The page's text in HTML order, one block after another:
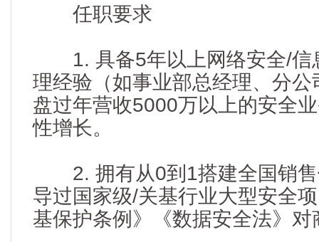
任职要求
1. 具备5年以上网络安全/信
理经验（如事业部总经理、分
盘过年营收5000万以上的安全
性增长。
2. 拥有从0到1搭建全国销售
导过国家级/关基行业大型安全
基保护条例》《数据安全法》